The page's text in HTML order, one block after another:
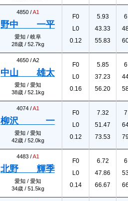
4850 /A1
野中 一平
愛知 / 岐阜
28歳 / 52.7kg
F0
L0
0.12
5.93
43.33
55.83
4650 /A2
中山 雄太
愛知 / 愛知
38歳 / 52.1kg
F0
L0
0.16
5.85
37.23
56.20
4074 /A1
柳沢 一
愛知 / 愛知
42歳 / 52.0kg
F0
L0
0.12
7.32
51.47
73.53
4483 /A1
北野 輝季
愛知 / 愛知
34歳 / 51.5kg
F0
L0
0.14
6.72
47.86
66.67